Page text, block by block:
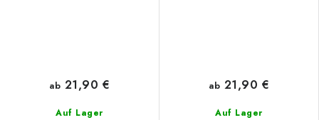
Auf Lager
ab 21,90 €
Auf Lager
ab 21,90 €